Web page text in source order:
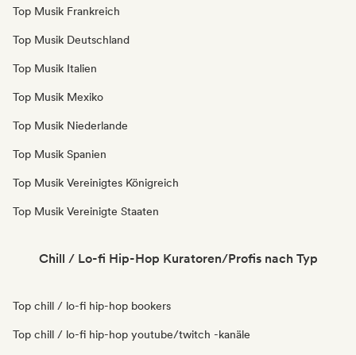
Top Musik Frankreich
Top Musik Deutschland
Top Musik Italien
Top Musik Mexiko
Top Musik Niederlande
Top Musik Spanien
Top Musik Vereinigtes Königreich
Top Musik Vereinigte Staaten
Chill / Lo-fi Hip-Hop Kuratoren/Profis nach Typ
Top chill / lo-fi hip-hop bookers
Top chill / lo-fi hip-hop youtube/twitch -kanäle